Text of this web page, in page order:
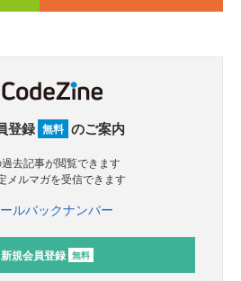
登録 無料 のご案内
過去記事が閲覧できます
メルマガを受信できます
ルバックナンバー
新規会員登録 無料